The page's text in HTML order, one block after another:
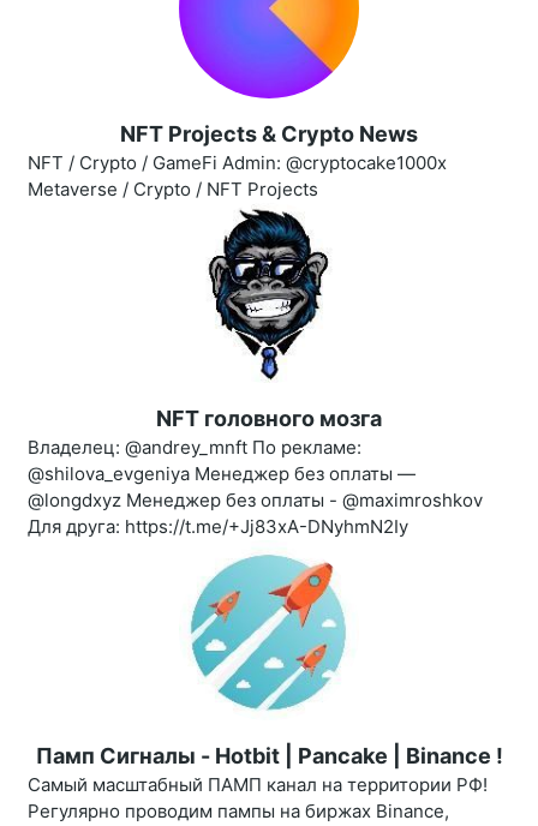
NFT Projects & Crypto News
NFT / Crypto / GameFi Admin: @cryptocake1000x
Metaverse / Crypto / NFT Projects
NFT головного мозга
Владелец: @andrey_mnft По рекламе:
@shilova_evgeniya Менеджер без оплаты —
@longdxyz Менеджер без оплаты - @maximroshkov
Для друга: https://t.me/+Jj83xA-DNyhmN2Iy
Памп Сигналы - Hotbit | Pancake | Binance !
Самый масштабный ПАМП канал на территории РФ!
Регулярно проводим пампы на биржах Binance,